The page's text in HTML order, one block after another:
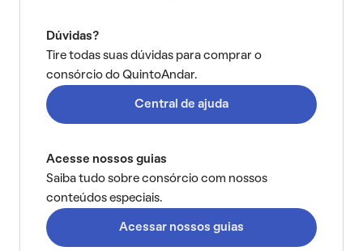
Dúvidas?
Tire todas suas dúvidas para comprar o
consórcio do QuintoAndar.
Central de ajuda
Acesse nossos guias
Saiba tudo sobre consórcio com nossos
conteúdos especiais.
Acessar nossos guias